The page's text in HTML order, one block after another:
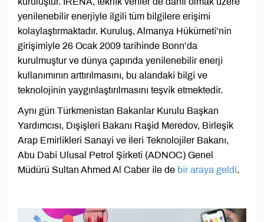
yenilenebilir enerjiyle ilgili tüm bilgilere erişimi
kolaylaştırmaktadır. Kuruluş, Almanya Hükümeti’nin
girişimiyle 26 Ocak 2009 tarihinde Bonn’da
kurulmuştur ve dünya çapında yenilenebilir enerji
kullanımının arttırılmasını, bu alandaki bilgi ve
teknolojinin yaygınlaştırılmasını teşvik etmektedir.
Aynı gün Türkmenistan Bakanlar Kurulu Başkan
Yardımcısı, Dışişleri Bakanı Raşid Meredov, Birleşik
Arap Emirlikleri Sanayi ve İleri Teknolojiler Bakanı,
Abu Dabi Ulusal Petrol Şirketi (ADNOC) Genel
Müdürü Sultan Ahmed Al Caber ile de bir araya geldi.